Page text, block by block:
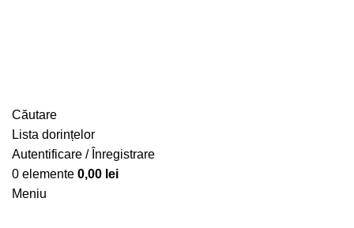
Căutare
Lista dorințelor
Autentificare / Înregistrare
0 elemente 0,00 lei
Meniu